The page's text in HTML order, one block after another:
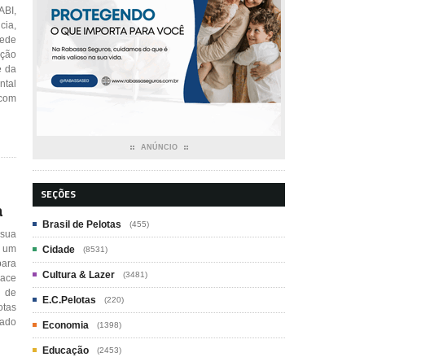
da
de
ANÚNCIO
SEÇÕES
Brasil de Pelotas (455)
Cidade (8531)
Cultura & Lazer (3481)
E.C.Pelotas (220)
Economia (1398)
Educação (2453)